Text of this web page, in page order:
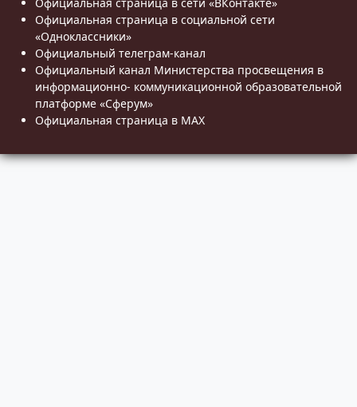
Официальная страница в сети «ВКонтакте»
Официальная страница в социальной сети
«Одноклассники»
Официальный телеграм-канал
Официальный канал Министерства просвещения в
информационно- коммуникационной образовательной
платформе «Сферум»
Официальная страница в MAX